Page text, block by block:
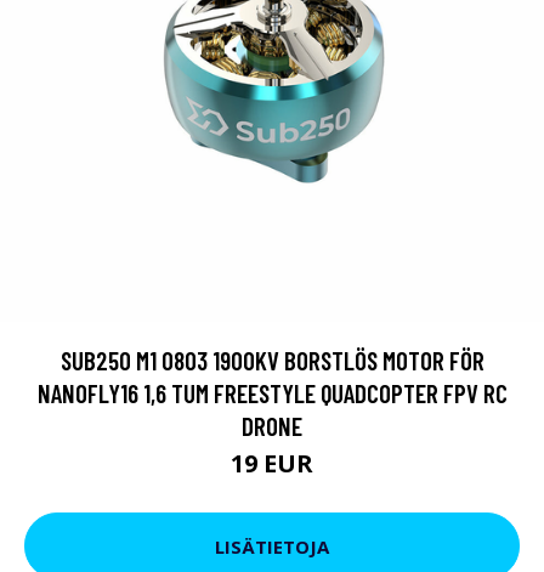
SUB250 M1 0803 1900KV BORSTLÖS MOTOR FÖR
NANOFLY16 1,6 TUM FREESTYLE QUADCOPTER FPV RC
DRONE
19 EUR
LISÄTIETOJA